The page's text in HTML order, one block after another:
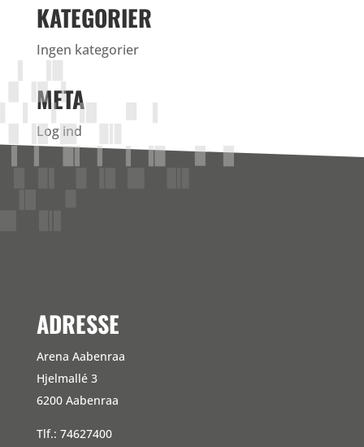
KATEGORIER
Ingen kategorier
META
Log ind
ADRESSE
Arena Aabenraa
Hjelmallé 3
6200 Aabenraa
Tlf.: 74627400